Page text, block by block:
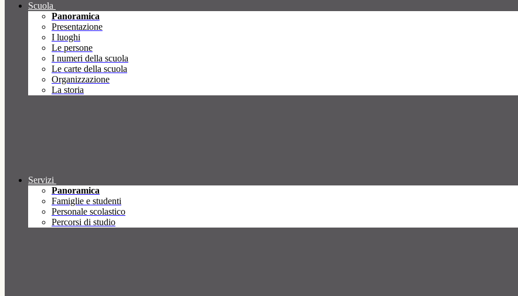
Scuola
Panoramica
Presentazione
I luoghi
Le persone
I numeri della scuola
Le carte della scuola
Organizzazione
La storia
Servizi
Panoramica
Famiglie e studenti
Personale scolastico
Percorsi di studio